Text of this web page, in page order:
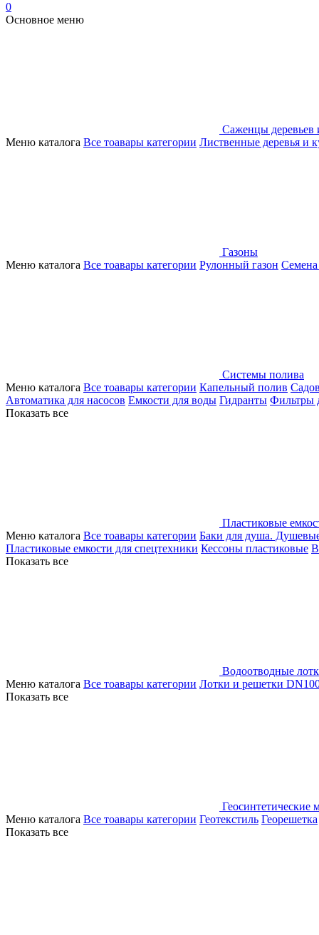
0
Основное меню
Саженцы деревьев
Меню каталога Все тоавары категории Лиственные деревья и
Газоны
Меню каталога Все тоавары категории Рулонный газон Семена
Системы полива
Меню каталога Все тоавары категории Капельный полив
Автоматика для насосов Емкости для воды Гидранты Фильтры
Показать все
Пластиковые
Меню каталога Все тоавары категории Баки для душа.
Пластиковые емкости для спецтехники Кессоны пластиковые
Показать все
Водоотводные
Меню каталога Все тоавары категории Лотки и решетки
Показать все
Геосинтетические
Меню каталога Все тоавары категории Геотекстиль Георешетка
Показать все